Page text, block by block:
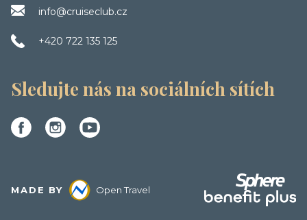
info@cruiseclub.cz
+420 722 135 125
Sledujte nás na sociálních sítích
MADE BY Open Travel